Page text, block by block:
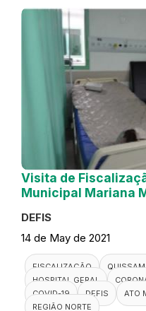
Visita de
Municipal Mariana
DEFIS
14 de May de 2021
FISCALIZAÇÃO
HOSPITAL GERAL
COVID-19
DEFIS
ATO
REGIÃO NORTE